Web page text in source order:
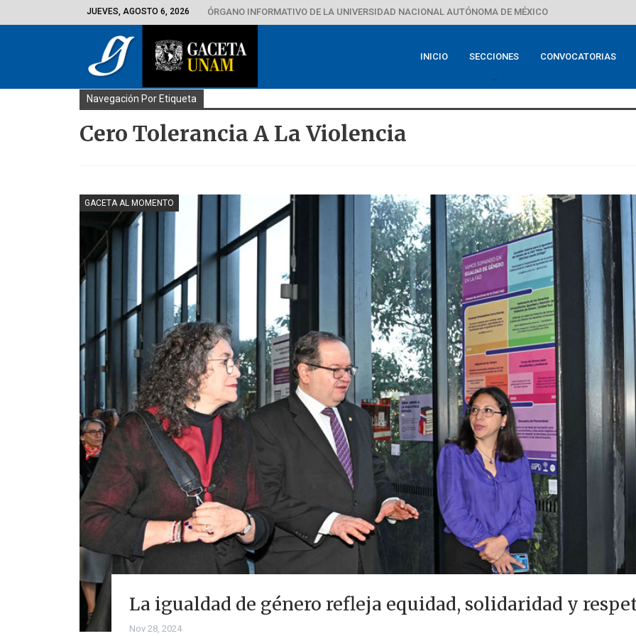
JUEVES, AGOSTO 6, 2026 ÓRGANO INFORMATIVO DE LA UNIVERSIDAD NACIONAL AUTÓNOMA DE MÉXICO
INICIO SECCIONES CONVOCATORIAS
Navegación Por Etiqueta
Cero Tolerancia A La Violencia
GACETA AL MOMENTO
La igualdad de género refleja equidad, solidaridad y
Nov 28, 2024